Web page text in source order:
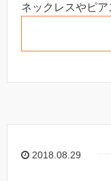
ネックレスやピア
2018.08.29